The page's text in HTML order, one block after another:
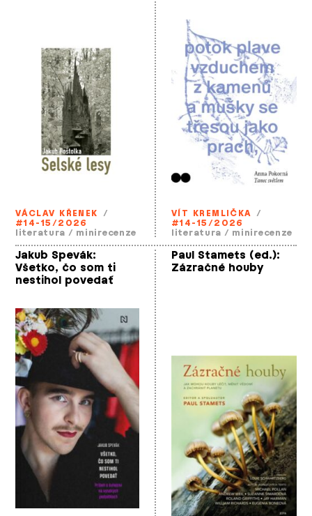
VÁCLAV KŘENEK /
#14-15/2026
literatura / minirecenze
VÍT KREMLIČKA /
#14-15/2026
literatura / minirecenze
Jakub Spevák:
Všetko, čo som ti
nestihol povedať
Paul Stamets (ed.):
Zázračné houby